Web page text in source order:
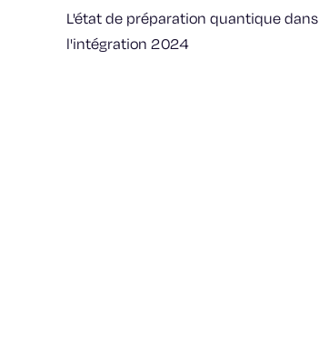
L'état de préparation quantique dans
l'intégration 2024